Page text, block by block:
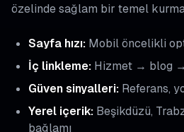
özelinde sağlam bir temel
Sayfa hızı: Mobil öncelikli
İç linkleme: Hizmet → blog
Güven sinyalleri: Referans,
Yerel içerik: Beşikdüzü,
bağlamı